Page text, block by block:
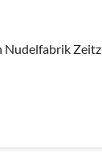
Nudelfabrik Zeitz